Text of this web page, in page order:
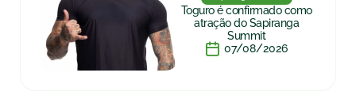
Toguro é confirmado como
atração do Sapiranga
Summit
07/08/2026